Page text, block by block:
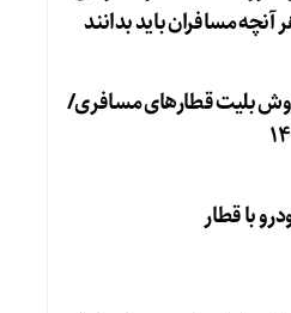
مسافران باید بدانند
بلیت قطارهای مسافری/
با قطار